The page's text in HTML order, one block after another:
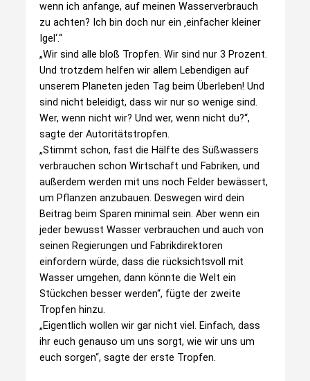
wenn ich anfange, auf meinen Wasserverbrauch
zu achten? Ich bin doch nur ein ‚einfacher kleiner
Igel‘.“
„Wir sind alle bloß Tropfen. Wir sind nur 3 Prozent.
Und trotzdem helfen wir allem Lebendigen auf
unserem Planeten jeden Tag beim Überleben! Und
sind nicht beleidigt, dass wir nur so wenige sind.
Wer, wenn nicht wir? Und wer, wenn nicht du?“,
sagte der Autoritätstropfen.
„Stimmt schon, fast die Hälfte des Süßwassers
verbrauchen schon Wirtschaft und Fabriken, und
außerdem werden mit uns noch Felder bewässert,
um Pflanzen anzubauen. Deswegen wird dein
Beitrag beim Sparen minimal sein. Aber wenn ein
jeder bewusst Wasser verbrauchen und auch von
seinen Regierungen und Fabrikdirektoren
einfordern würde, dass die rücksichtsvoll mit
Wasser umgehen, dann könnte die Welt ein
Stückchen besser werden“, fügte der zweite
Tropfen hinzu.
„Eigentlich wollen wir gar nicht viel. Einfach, dass
ihr euch genauso um uns sorgt, wie wir uns um
euch sorgen“, sagte der erste Tropfen.